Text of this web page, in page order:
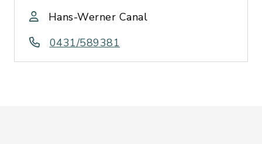
Hans-Werner Canal
0431/589381